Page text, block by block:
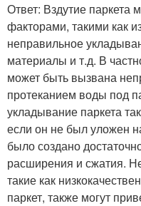
Ответ: Вздутие
факторами, такими как
неправильное
материалы и т.д. В
может быть вызвана
протеканием воды под
укладывание паркета
если он не был уложен
было создано
расширения и сжатия.
такие как
паркет, также могут